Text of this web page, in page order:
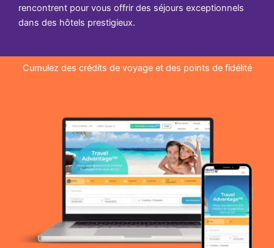
rencontrent pour vous offrir des séjours exceptionnels
dans des hôtels prestigieux.
Cumulez des crédits de voyage et des points de fidélité